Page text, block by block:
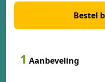
Bestel
1 Aanbeveling